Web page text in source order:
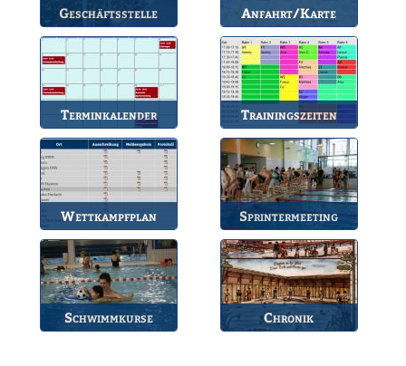
Geschäftsstelle
Anlaufstelle für alle
Anfahrt/Karte
So können Sie uns
erreichen.
Terminkalender
Die Termine des BSV.
Trainingszeiten
Bahnbelegungen der
Gruppen.
Wettkampfplan
Übersicht der aktuellen
Wettkämpfe.
Sprintermeeting
Jährlicher Wettkampf
des BSV.
Schwimmkurse Chronik